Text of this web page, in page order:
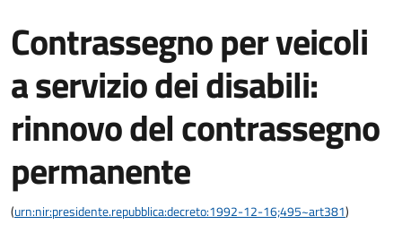
Contrassegno per veicoli
a servizio dei disabili:
rinnovo del contrassegno
permanente
(urn:nir:presidente.repubblica:decreto:1992-12-16;495~art381)